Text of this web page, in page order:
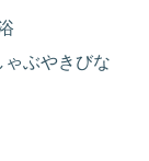
ゃぶやきびな